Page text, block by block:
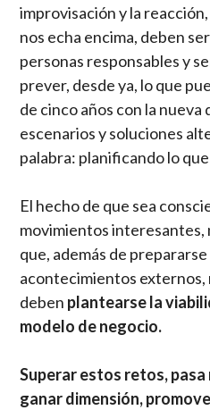
improvisación y la
nos echa encima, deben
personas responsables y
prever, desde ya, lo que
de cinco años con la
escenarios y soluciones
palabra: planificando lo
El hecho de que sea
movimientos interesantes,
que, además de
acontecimientos
deben plantearse la
modelo de negocio.
Superar estos retos,
ganar dimensión,